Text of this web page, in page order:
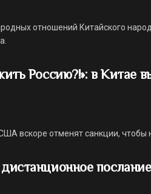
отношений Китайского
Россию?!»: в Китае
вскоре отменят санкции, чтобы